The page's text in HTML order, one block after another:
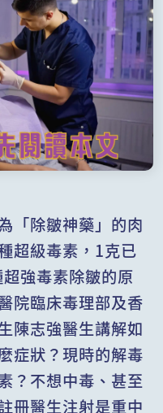
「除皺神藥」的肉
超級毒素，1克已
強毒素除皺的原
院臨床毒理部及香
陳志強醫生講解如
症狀？現時的解毒
？不想中毒、甚至
冊醫生注射是重中